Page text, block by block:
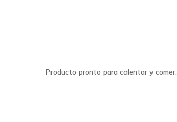
Producto pronto para calentar y